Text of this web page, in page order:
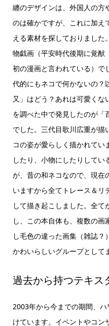
纏のデザインは、外国人の方
のは確かですが、これに加え
える素材を探しておりました
物戯画（平安時代後期に覚猷
初の漫画と言われている）で
代的にもネコで何かないの？
又」はどう？あれは可愛く
を調べた中で発見したのが「
でした。三代目歌川広重が描
コの姿が愛らしく描かれてい
したり、小物にしたりして
が、昔の和ネコなので、現在
いますから全てトレース＆リ
して描き起こしました。全
し、この本自体も、複数の
し毛色の違った画集（雑誌
かわいらしいグループとして
過去から持つテキス
2003年から今までの期間、
けています。イベントやコン